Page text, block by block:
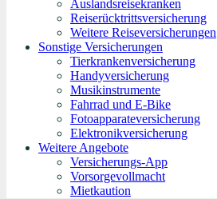
Auslandsreisekranken
Reiserücktrittsversicherung
Weitere Reiseversicherungen
Sonstige Versicherungen
Tierkrankenversicherung
Handyversicherung
Musikinstrumente
Fahrrad und E-Bike
Fotoapparateversicherung
Elektronikversicherung
Weitere Angebote
Versicherungs-App
Vorsorgevollmacht
Mietkaution